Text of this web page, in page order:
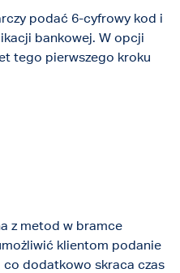
podać 6-cyfrowy kod i
bankowej. W opcji
tego pierwszego kroku
z metod w bramce
klientom podanie
dodatkowo skraca czas